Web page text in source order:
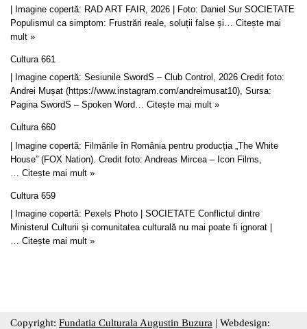
| Imagine copertă: RAD ART FAIR, 2026 | Foto: Daniel Sur SOCIETATE
Populismul ca simptom: Frustrări reale, soluții false și… Citește mai
mult »
Cultura 661
| Imagine copertă: Sesiunile SwordS – Club Control, 2026 Credit foto:
Andrei Mușat (https://www.instagram.com/andreimusat10), Sursa:
Pagina SwordS – Spoken Word… Citește mai mult »
Cultura 660
| Imagine copertă: Filmările în România pentru producția „The White
House” (FOX Nation). Credit foto: Andreas Mircea – Icon Films,
Citește mai mult »
Cultura 659
| Imagine copertă: Pexels Photo | SOCIETATE Conflictul dintre
Ministerul Culturii și comunitatea culturală nu mai poate fi ignorat |
… Citește mai mult »
Copyright: Fundatia Culturala Augustin Buzura | Webdesign: